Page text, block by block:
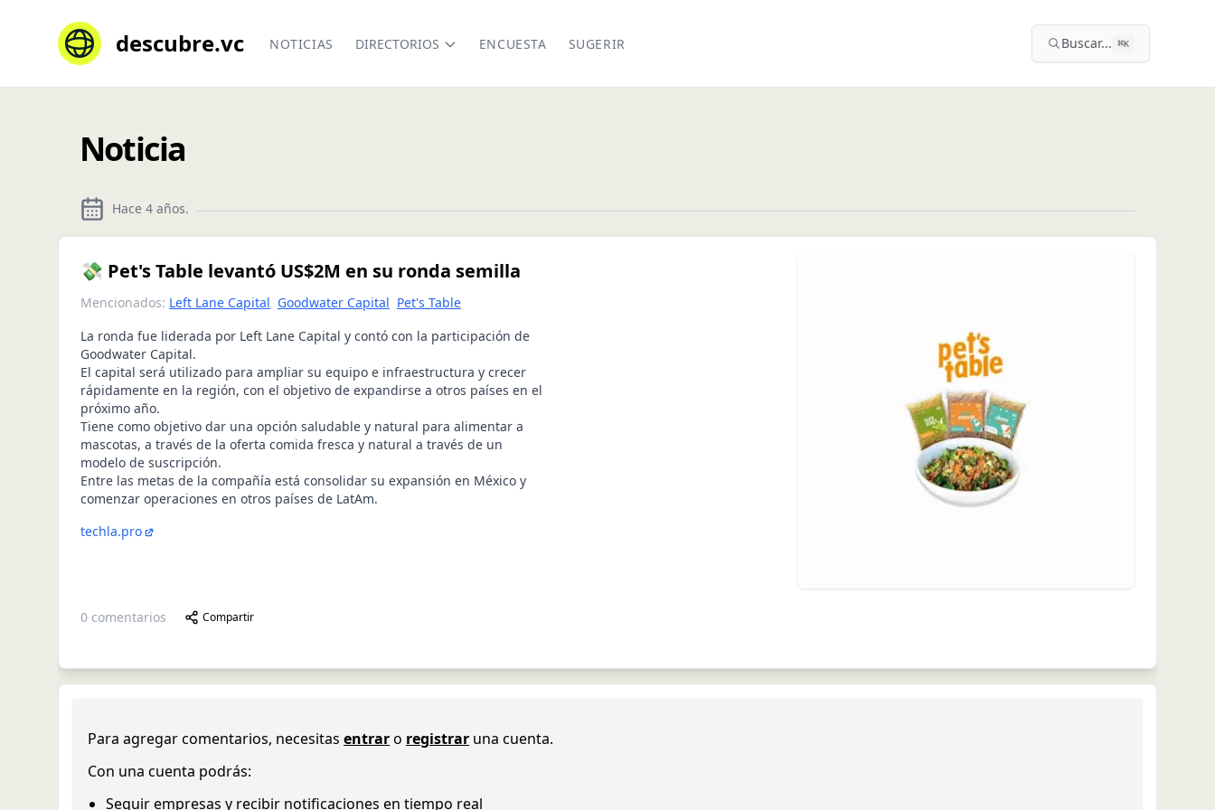
descubre.vc NOTICIAS DIRECTORIOS ENCUESTA SUGERIR Buscar... ⌘K
Noticia
Hace 4 años.
💸 Pet's Table levantó US$2M en su ronda semilla
Mencionados: Left Lane Capital Goodwater Capital Pet's Table
La ronda fue liderada por Left Lane Capital y contó con la participación de
Goodwater Capital.
El capital será utilizado para ampliar su equipo e infraestructura y crecer
rápidamente en la región, con el objetivo de expandirse a otros países en el
próximo año.
Tiene como objetivo dar una opción saludable y natural para alimentar a
mascotas, a través de la oferta comida fresca y natural a través de un
modelo de suscripción.
Entre las metas de la compañía está consolidar su expansión en México y
comenzar operaciones en otros países de LatAm.
techla.pro
0 comentarios Compartir
Para agregar comentarios, necesitas entraro registrar una cuenta.
Con una cuenta podrás:
Seguir empresas y recibir notificaciones en tiempo real